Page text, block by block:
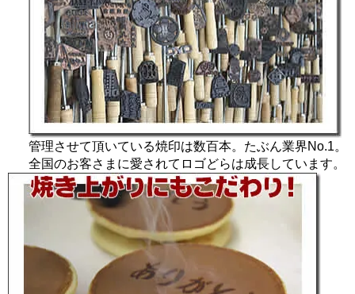
管理させて頂いている焼印は数百本。たぶん業界No.1。
全国のお客さまに愛されてロゴどらは成長しています。